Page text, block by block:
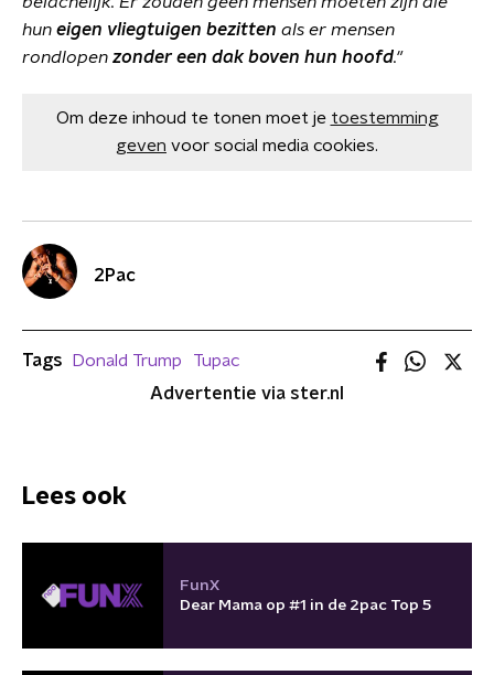
hun eigen vliegtuigen bezitten als er mensen
rondlopen zonder een dak boven hun hoofd."
Om deze inhoud te tonen moet je toestemming
geven voor social media cookies.
2Pac
Tags Donald Trump
Tupac
Advertentie via ster.nl
Lees ook
FunX
Dear Mama op #1 in de 2pac Top 5